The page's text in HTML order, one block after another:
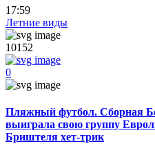
17:59
Летние виды
10152
0
Пляжный футбол. Сборная
выиграла свою группу
Бриштеля хет-трик